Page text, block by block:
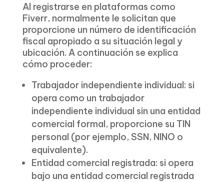
Al registrarse en plataformas como
Fiverr, normalmente le solicitan que
proporcione un número de identificación
fiscal apropiado a su situación legal y
ubicación. A continuación se explica
cómo proceder:
Trabajador independiente individual: si
opera como un trabajador
independiente individual sin una entidad
comercial formal, proporcione su TIN
personal (por ejemplo, SSN, NINO o
equivalente).
Entidad comercial registrada: si opera
bajo una entidad comercial registrada